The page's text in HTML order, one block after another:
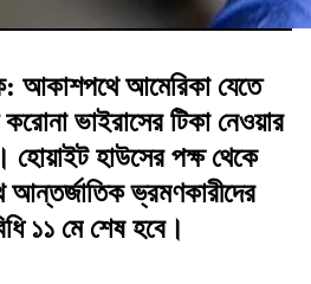
আকাশপথে আমেরিকা যেতে
ভাইরাসের টিকা নেওয়ার
হোয়াইট হাউসের পক্ষ থেকে
ভ্রমণকারীদের
১১ মে শেষ হবে।